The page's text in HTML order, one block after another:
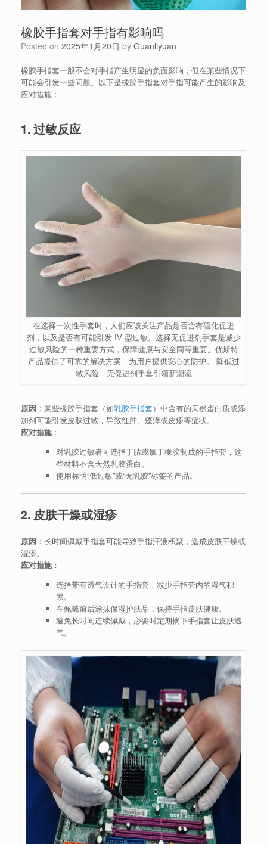
橡胶手指套对手指有影响吗
Posted on 2025年1月20日 by Guanliyuan
橡胶手指套一般不会对手指产生明显的负面影响，但在某些情况下
可能会引发一些问题。以下是橡胶手指套对手指可能产生的影响及
应对措施：
1. 过敏反应
在选择一次性手套时，人们应该关注产品是否含有硫化促进
剂，以及是否有可能引发 IV 型过敏。选择无促进剂手套是减少
过敏风险的一种重要方式，保障健康与安全同等重要。优斯特
产品提供了可靠的解决方案，为用户提供安心的防护。 降低过
敏风险，无促进剂手套引领新潮流
原因 ：某些橡胶手指套（如乳胶手指套）中含有的天然蛋白质或添
加剂可能引发皮肤过敏，导致红肿、瘙痒或皮疹等症状。
应对措施 ：
对乳胶过敏者可选择丁腈或氯丁橡胶制成的手指套，这
些材料不含天然乳胶蛋白。
使用标明“低过敏”或“无乳胶”标签的产品。
2. 皮肤干燥或湿疹
原因 ：长时间佩戴手指套可能导致手指汗液积聚，造成皮肤干燥或
湿疹。
应对措施 ：
选择带有透气设计的手指套，减少手指套内的湿气积
累。
在佩戴前后涂抹保湿护肤品，保持手指皮肤健康。
避免长时间连续佩戴，必要时定期摘下手指套让皮肤透
气。